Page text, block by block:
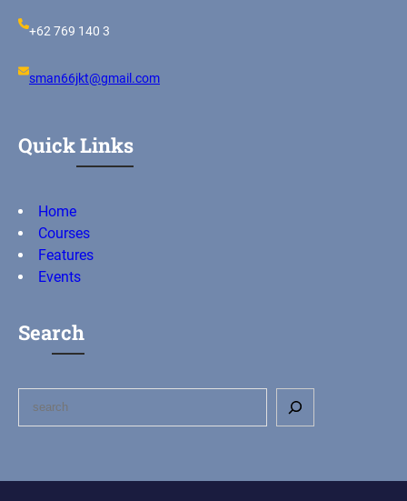
+62 769 140 3
sman66jkt@gmail.com
Quick Links
Home
Courses
Features
Events
Search
c